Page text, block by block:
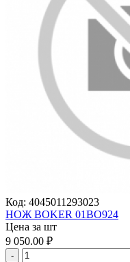
Код: 4045011293023
НОЖ BOKER 01BO924
Цена за шт
9 050.00 ₽
-